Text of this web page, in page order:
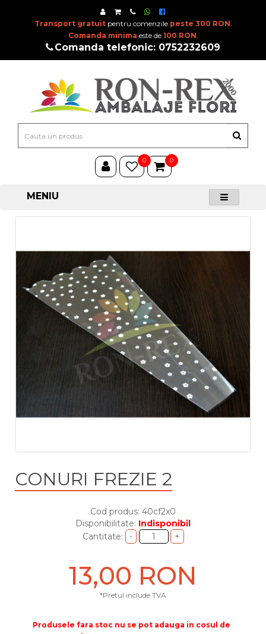
Transport gratuitpentru comenzile peste 300 RON.
Comanda minima este de 100 RON.
Comanda telefonic: 0752232609
0 0
MENIU
CONURI FREZIE 2
Cod produs: 40cf2x0
Disponibilitate: Indisponibil
Cantitate:
13,00 RON
*Pretul include TVA
Produsele fara stoc nu se pot adauga in cosul de